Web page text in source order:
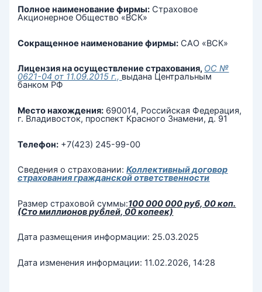
Полное наименование фирмы: Страховое
Акционерное Общество «ВСК»
Сокращенное наименование фирмы: САО «ВСК»
Лицензия на осуществление страхования, ОС №
0621-04 от 11.09.2015 г., выдана Центральным
банком РФ
Место нахождения: 690014, Российская Федерация,
г. Владивосток, проспект Красного Знамени, д. 91
Телефон: +7(423) 245-99-00
Сведения о страховании:Коллективный договор
страхования гражданской ответственности
Размер страховой суммы:100 000 000 руб, 00 коп.
(Сто миллионов рублей, 00 копеек)
Дата размещения информации: 25.03.2025
Дата изменения информации: 11.02.2026, 14:28